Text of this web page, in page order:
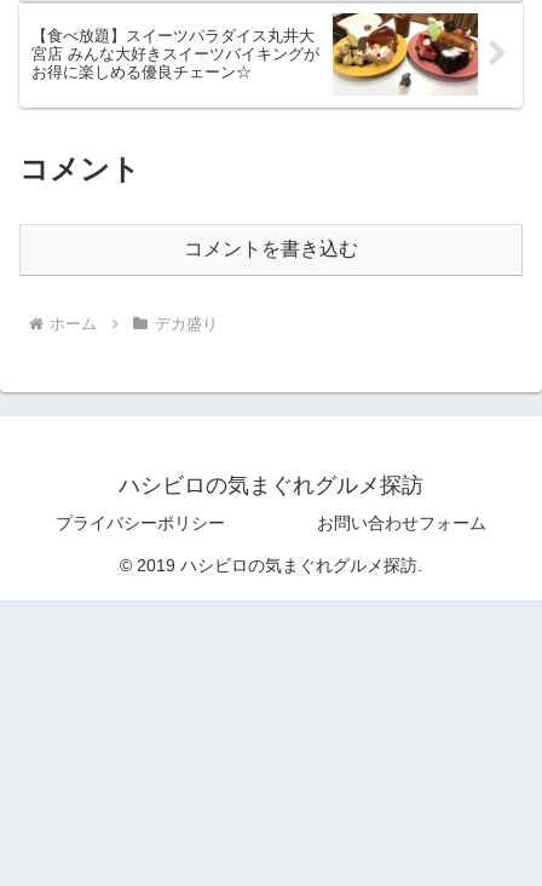
【食べ放題】スイーツパラダイス丸井大
宮店 みんな大好きスイーツバイキングが
お得に楽しめる優良チェーン☆
コメント
コメントを書き込む
ホーム デカ盛り
ハシビロの気まぐれグルメ探訪
プライバシーポリシー お問い合わせフォーム
© 2019 ハシビロの気まぐれグルメ探訪.